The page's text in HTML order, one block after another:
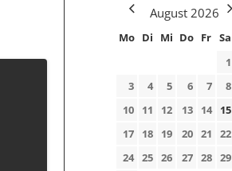
August 2026
Mo Di Mi Do Fr Sa
1
3
4 5 6 7 8
10
11 12 13 14 15
17
18 19 20 21 22
24 25 26 27 28 29